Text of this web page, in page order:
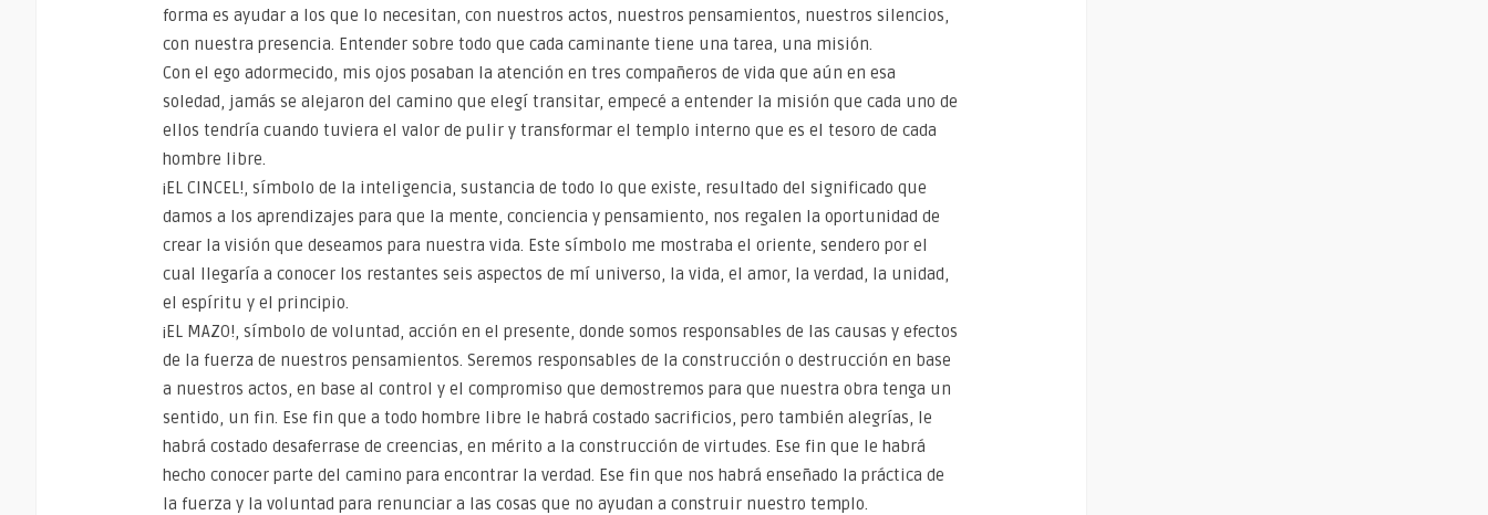
forma es ayudar a los que lo necesitan, con nuestros actos, nuestros pensamientos, nuestros silencios,
con nuestra presencia. Entender sobre todo que cada caminante tiene una tarea, una misión.
Con el ego adormecido, mis ojos posaban la atención en tres compañeros de vida que aún en esa
soledad, jamás se alejaron del camino que elegí transitar, empecé a entender la misión que cada uno de
ellos tendría cuando tuviera el valor de pulir y transformar el templo interno que es el tesoro de cada
hombre libre.
¡EL CINCEL!, símbolo de la inteligencia, sustancia de todo lo que existe, resultado del significado que
damos a los aprendizajes para que la mente, conciencia y pensamiento, nos regalen la oportunidad de
crear la visión que deseamos para nuestra vida. Este símbolo me mostraba el oriente, sendero por el
cual llegaría a conocer los restantes seis aspectos de mí universo, la vida, el amor, la verdad, la unidad,
el espíritu y el principio.
¡EL MAZO!, símbolo de voluntad, acción en el presente, donde somos responsables de las causas y efectos
de la fuerza de nuestros pensamientos. Seremos responsables de la construcción o destrucción en base
a nuestros actos, en base al control y el compromiso que demostremos para que nuestra obra tenga un
sentido, un fin. Ese fin que a todo hombre libre le habrá costado sacrificios, pero también alegrías, le
habrá costado desaferrase de creencias, en mérito a la construcción de virtudes. Ese fin que le habrá
hecho conocer parte del camino para encontrar la verdad. Ese fin que nos habrá enseñado la práctica de
la fuerza y la voluntad para renunciar a las cosas que no ayudan a construir nuestro templo.